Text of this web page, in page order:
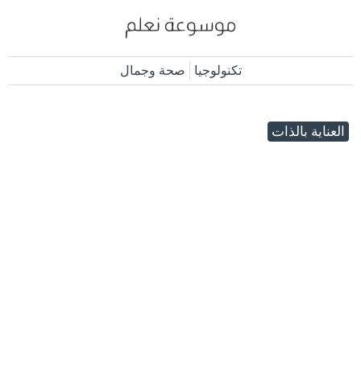
تكنولوجيا صحة وجمال
العناية بالذات